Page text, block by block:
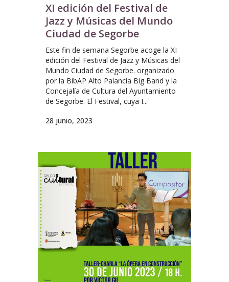
XI edición del Festival de
Jazz y Músicas del Mundo
Ciudad de Segorbe
Este fin de semana Segorbe acoge la XI
edición del Festival de Jazz y Músicas del
Mundo Ciudad de Segorbe. organizado
por la BibAP Alto Palancia Big Band y la
Concejalía de Cultura del Ayuntamiento
de Segorbe. El Festival, cuya I...
28 junio, 2023